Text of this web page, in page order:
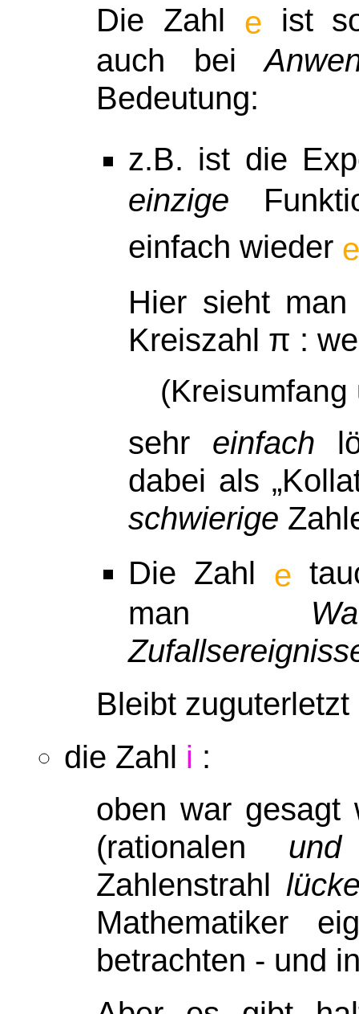
Die Zahl e ist
auch bei
Bedeutung:
z.B. ist die
einzige
einfach wieder e
Hier sieht
Kreiszahl π :
sehr einfach
dabei als
schwierige
Die Zahl e
man
Bleibt zuguterletzt
die Zahl i :
oben war gesagt
(rationalen und
Zahlenstrahl
Mathematiker
betrachten - und